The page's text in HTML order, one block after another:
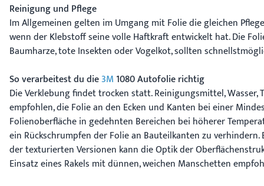
Reinigung und Pflege
Im Allgemeinen gelten im Umgang mit Folie die gleichen
wenn der Klebstoff seine volle Haftkraft entwickelt hat. Die
Baumharze, tote Insekten oder Vogelkot, sollten
So verarbeitest du die3M 1080 Autofolie richtig
Die Verklebung findet trocken statt. Reinigungsmittel,
empfohlen, die Folie an den Ecken und Kanten bei einer
Folienoberfläche in gedehnten Bereichen bei höherer
ein Rückschrumpfen der Folie an Bauteilkanten zu
der texturierten Versionen kann die Optik der
Einsatz eines Rakels mit dünnen, weichen Manschetten